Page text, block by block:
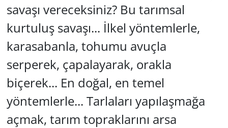
savaşı vereceksiniz? Bu tarımsal
kurtuluş savaşı... İlkel yöntemlerle,
karasabanla, tohumu avuçla
serperek, çapalayarak, orakla
biçerek... En doğal, en temel
yöntemlerle... Tarlaları yapılaşmağa
açmak, tarım topraklarını arsa